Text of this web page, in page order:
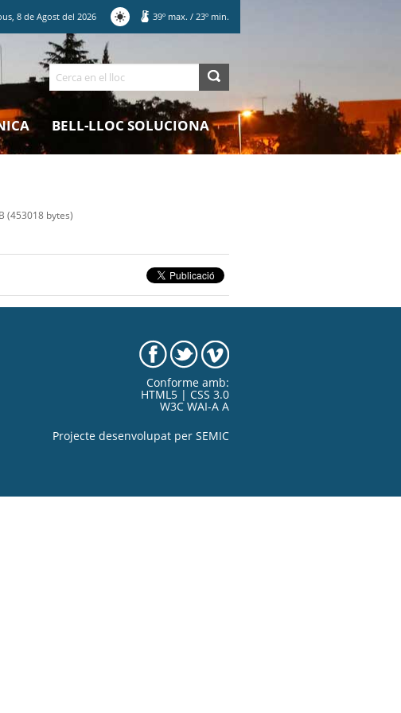
,8 deAgost del2026 39º max. / 23º min.
Cerca
BELL-LLOC SOLUCIONA
(453018 bytes)
Conforme amb:
HTML5 | CSS 3.0
W3C WAI-A A
Projecte desenvolupat per SEMIC